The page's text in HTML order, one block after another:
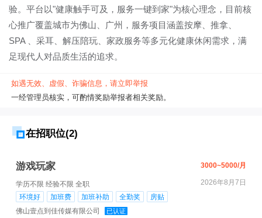
验。平台以"健康触手可及，服务一键到家"为核心理念，目前核
心推广覆盖城市为佛山、广州，服务项目涵盖按摩、推拿、
SPA 、采耳、解压陪玩、家政服务等多元化健康休闲需求，满
足现代人对品质生活的追求。
如遇无效、虚假、诈骗信息，请立即举报
一经管理员核实，可酌情奖励举报者相关奖励。
在招职位(2)
游戏玩家 3000~5000/月
学历不限 经验不限 全职
2026年8月7日
环境好
加班费 加班补助 全勤奖
房贴
佛山壹点到佳传媒有限公司
已认证